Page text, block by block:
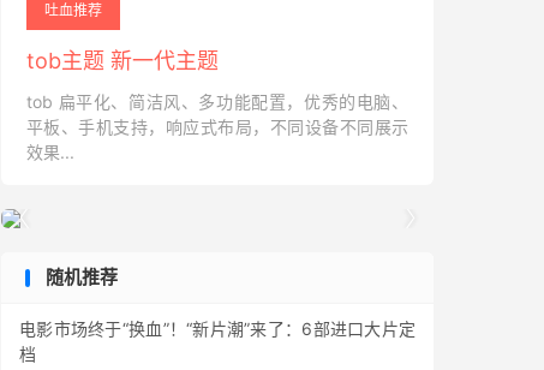
吐血推荐
tob主题 新一代主题
tob 扁平化、简洁风、多功能配置，优秀的电脑、
平板、手机支持，响应式布局，不同设备不同展示
效果...

随机推荐
电影市场终于“换血”！“新片潮”来了：6部进口大片定
档